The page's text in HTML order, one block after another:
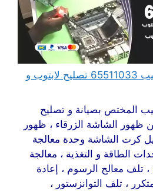
مهندس كمبيوتر النويصيب 65511033 تصليح لابتوب و
المختص بصيانة و تصليح
ظهور الشاشة الزرقاء ، ظهور
كرت الشاشة وحدة معالجة
الطاقة و التغذية ، معالجة
، تلف معالج الرسوم ، إعادة
، تلف التوانزستور ،